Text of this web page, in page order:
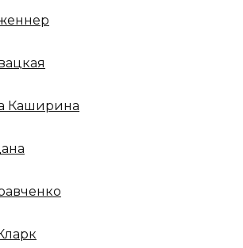
Каширина